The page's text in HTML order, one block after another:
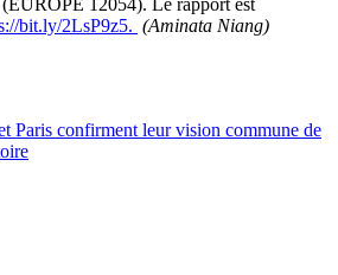
12054). Le rapport est
bit.ly/2LsP9z5. (Aminata Niang)
Paris confirment leur vision commune de